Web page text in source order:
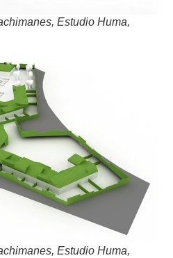
Estudio Huma,
Estudio Huma,